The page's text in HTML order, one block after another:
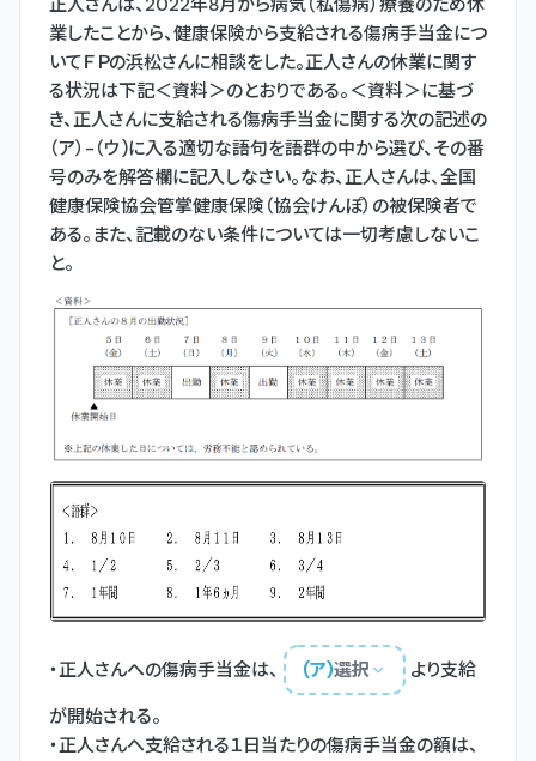
正人さんは、2022年8月から病気（私傷病）療養のため休
業したことから、健康保険から支給される傷病手当金につ
いてＦＰの浜松さんに相談をした。正人さんの休業に関す
る状況は下記＜資料＞のとおりである。＜資料＞に基づ
き、正人さんに支給される傷病手当金に関する次の記述の
（ア）-（ウ)に入る適切な語句を語群の中から選び、その番
号のみを解答欄に記入しなさい。なお、正人さんは、全国
健康保険協会管掌健康保険（協会けんぽ）の被保険者で
ある。また、記載のない条件については一切考慮しないこ
と。
・正人さんへの傷病手当金は、 (ア)選択
より支給
が開始される。
・正人さんへ支給される１日当たりの傷病手当金の額は、